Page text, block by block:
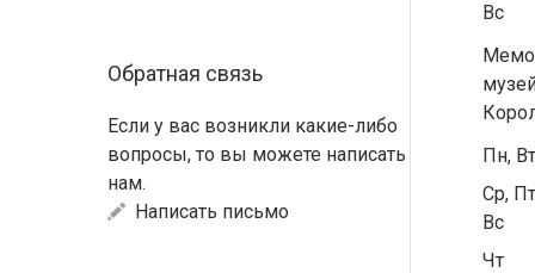
Обратная связь
Если у вас возникли какие-либо
вопросы, то вы можете написать
нам.
Написать письмо
Вс
Пн,
Ср,
Вс
Чт